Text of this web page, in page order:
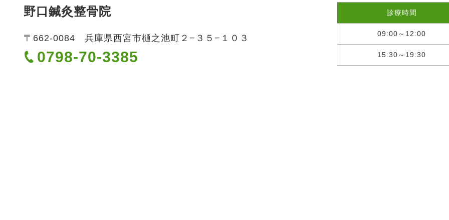
野口鍼灸整骨院
〒662-0084 兵庫県西宮市樋之池町２−３５−１０３
0798-70-3385
診療時間
09:00～12:00
15:30～19:30